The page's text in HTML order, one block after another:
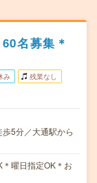
名募集＊
み 残業なし
5分／大通駅から
曜日指定OK＊お